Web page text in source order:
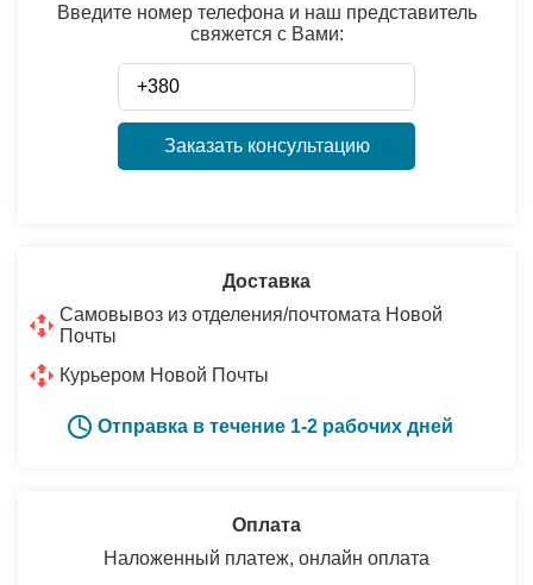
Введите номер телефона и наш представитель
свяжется с Вами:
Заказать консультацию
Доставка
Самовывоз из отделения/почтомата Новой
Почты
Курьером Новой Почты
Отправка в течение 1-2 рабочих дней
Оплата
Наложенный платеж, онлайн оплата